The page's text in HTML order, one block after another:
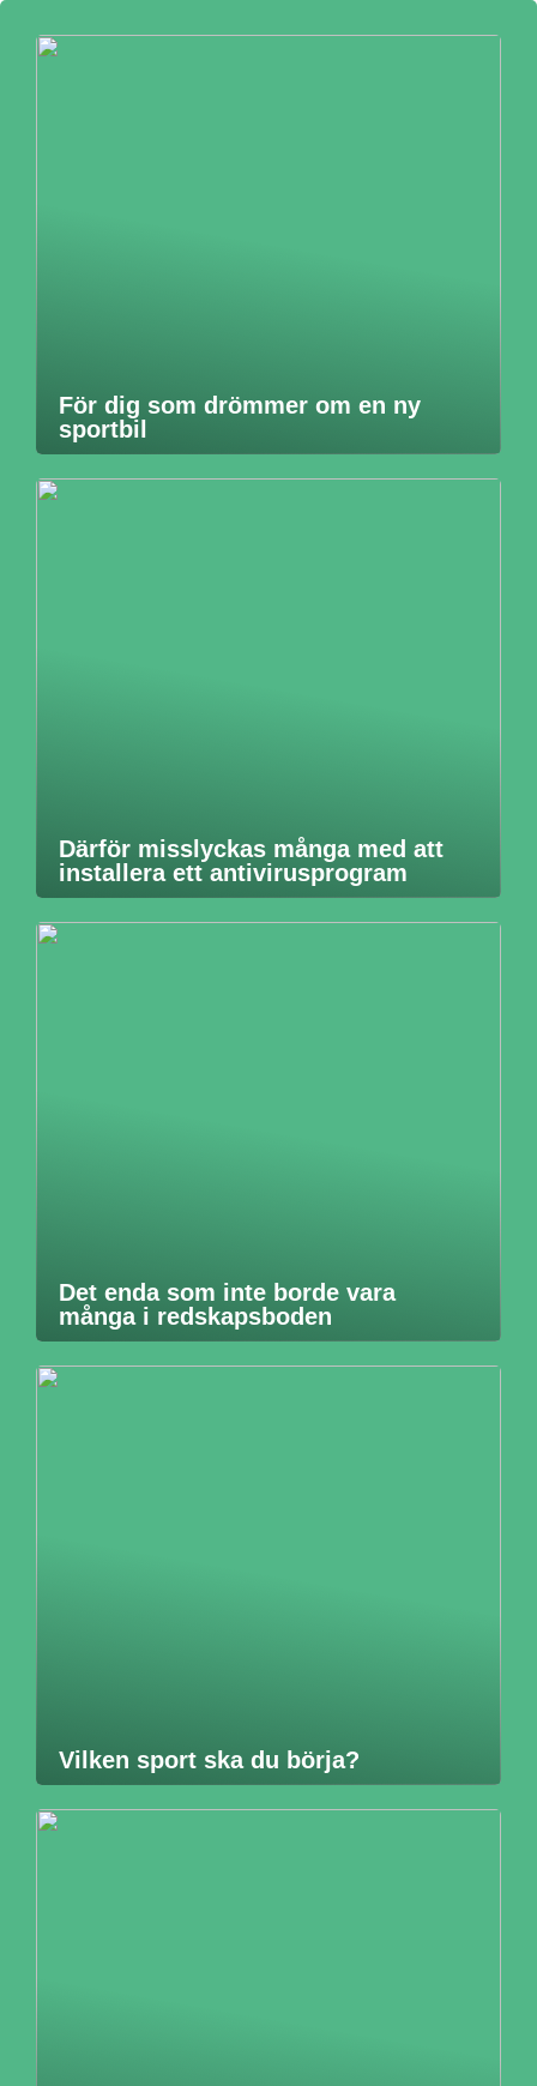
För dig som drömmer om en ny
sportbil
Därför misslyckas många med att
installera ett antivirusprogram
Det enda som inte borde vara
många i redskapsboden
Vilken sport ska du börja?